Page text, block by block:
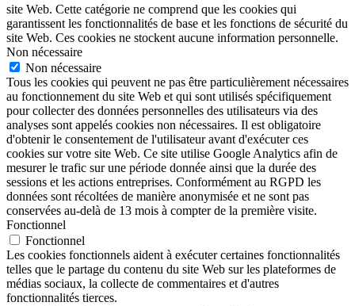
site Web. Cette catégorie ne comprend que les cookies qui
garantissent les fonctionnalités de base et les fonctions de sécurité du
site Web. Ces cookies ne stockent aucune information personnelle.
Non nécessaire
Non nécessaire
Tous les cookies qui peuvent ne pas être particulièrement nécessaires
au fonctionnement du site Web et qui sont utilisés spécifiquement
pour collecter des données personnelles des utilisateurs via des
analyses sont appelés cookies non nécessaires. Il est obligatoire
d'obtenir le consentement de l'utilisateur avant d'exécuter ces
cookies sur votre site Web. Ce site utilise Google Analytics afin de
mesurer le trafic sur une période donnée ainsi que la durée des
sessions et les actions entreprises. Conformément au RGPD les
données sont récoltées de manière anonymisée et ne sont pas
conservées au-delà de 13 mois à compter de la première visite.
Fonctionnel
Fonctionnel
Les cookies fonctionnels aident à exécuter certaines fonctionnalités
telles que le partage du contenu du site Web sur les plateformes de
médias sociaux, la collecte de commentaires et d'autres
fonctionnalités tierces.